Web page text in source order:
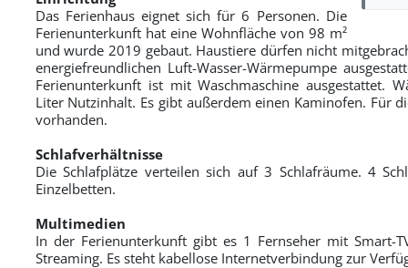
Das Ferienhaus eignet sich für 6 Personen. Die
Ferienunterkunft hat eine Wohnfläche von 98 m²
und wurde 2019 gebaut. Haustiere dürfen nicht
energiefreundlichen Luft-Wasser-Wärmepumpe
Ferienunterkunft ist mit Waschmaschine ausgestattet.
Liter Nutzinhalt. Es gibt außerdem einen Kaminofen. Für
vorhanden.
Schlafverhältnisse
Die Schlafplätze verteilen sich auf 3 Schlafräume. 4
Einzelbetten.
Multimedien
In der Ferienunterkunft gibt es 1 Fernseher mit Smart-
Streaming. Es steht kabellose Internetverbindung zur